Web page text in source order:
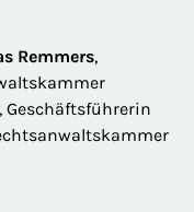
Remmers,
, Geschäftsführerin